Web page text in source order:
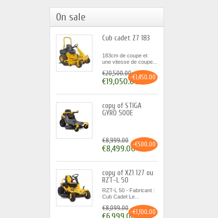
On sale
Cub cadet Z7 183
183cm de coupe et
une vitesse de coupe...
€20,500.00-€1,450.00
€19,050.00
copy of STIGA
GYRO 500E
€8,999.00 -€500.00
€8,499.00
copy of XZ1 127 ou
RZT-L 50
RZT-L 50 - Fabricant :
Cub Cadet Le...
€8,099.00 -€1,100.00